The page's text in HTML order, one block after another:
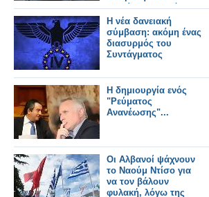
''θυσίαζε'' την κόρη
της!
Η νέα δανειακή
σύμβαση: ακόμη ένας
διασυρμός του
Συντάγματος
Η δημιουργία ενός
"Ρεύματος
Ανανέωσης"...
Oι Αλβανοί ψάχνουν
το Ναούμ Ντίσο για
να τον βάλουν
φυλακή, λόγω της